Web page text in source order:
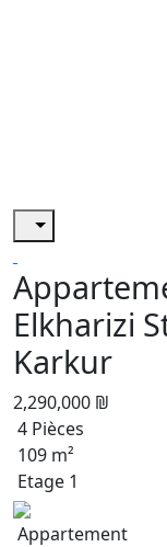
Elkharizi
Karkur
2,290,000 ₪
4 Pièces
109 m²
Etage 1
Appartement